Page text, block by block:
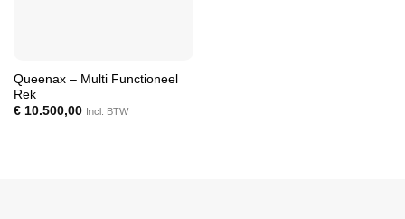
Queenax – Multi Functioneel
Rek
€10.500,00 Incl. BTW